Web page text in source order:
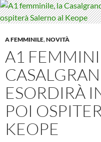
A FEMMINILE,NOVITÀ
A1
ESORDIRÀ
POI
KEOPE